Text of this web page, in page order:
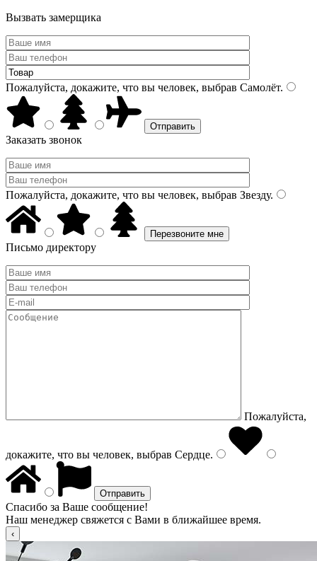
Вызвать замерщика
Пожалуйста, докажите, что вы человек, выбрав Самолёт.
Заказать звонок
Пожалуйста, докажите, что вы человек, выбрав Звезду.
Письмо директору
Пожалуйста,
докажите, что вы человек, выбрав Сердце.
Спасибо за Ваше сообщение!
Наш менеджер свяжется с Вами в ближайшее время.